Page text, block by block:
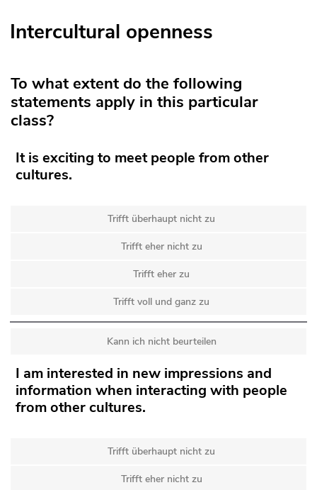
Intercultural openness
To what extent do the following
statements apply in this particular
class?
It is exciting to meet people from other
cultures.
Trifft überhaupt nicht zu
Trifft eher nicht zu
Trifft eher zu
Trifft voll und ganz zu
Kann ich nicht beurteilen
I am interested in new impressions and
information when interacting with people
from other cultures.
Trifft überhaupt nicht zu
Trifft eher nicht zu